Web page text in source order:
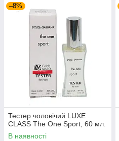
–8%
Тестер чоловічий LUXE
CLASS The One Sport, 60 мл.
В наявності